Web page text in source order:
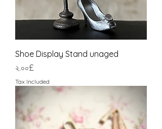
Shoe Display Stand unaged
Price
২.০০£
Tax Included